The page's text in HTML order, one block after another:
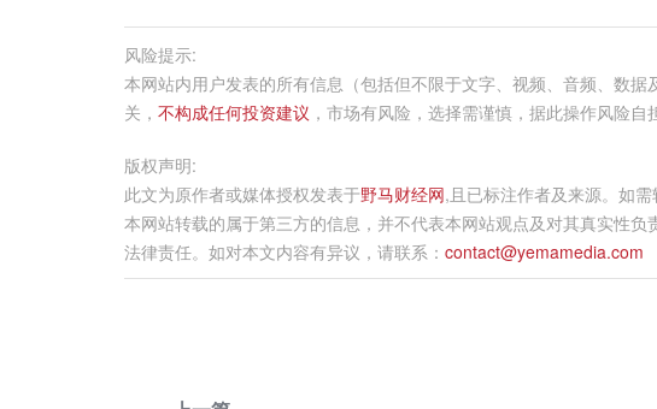
风险提示:
本网站内用户发表的所有信息（包括但不限于文字、视频、音频、数
关， 不构成任何投资建议 ，市场有风险，选择需谨慎，据此操作风险自
版权声明:
此文为原作者或媒体授权发表于野马财经网,且已标注作者及来源。如需
本网站转载的属于第三方的信息，并不代表本网站观点及对其真实性
法律责任。如对本文内容有异议，请联系： contact@yemamedia.com